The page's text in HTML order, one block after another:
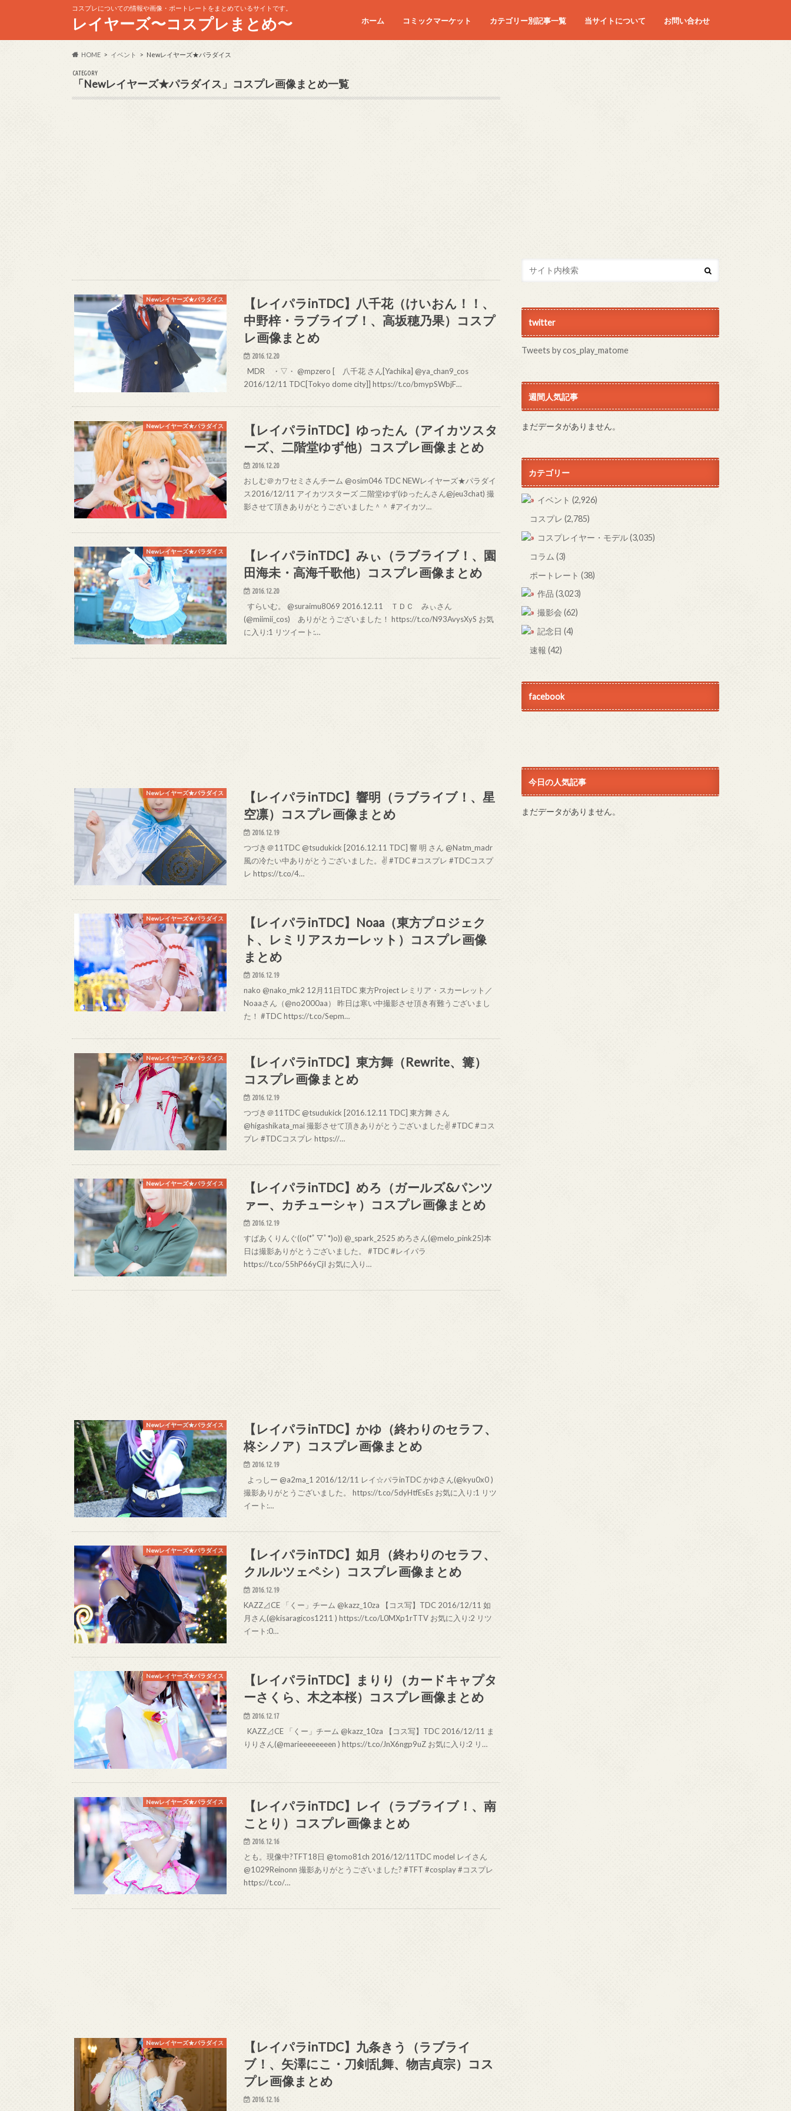
コスプレについての情報や画像・ポートレートをまとめているサイトです。
レイヤーズ〜コスプレまとめ〜 ホーム コミックマーケット
コミケC90
コミケC91
コミケC92
コミケC93
コミケC94
コミケC95
カテゴリー別記事一覧 当サイトについて お問い合わせ
HOME イベント Newレイヤーズ★パラダイス
CATEGORY
「Newレイヤーズ★パラダイス」コスプレ画像まとめ一覧
Newレイヤーズ★パラダイス
【レイパラinTDC】八千花（けいおん！！、
中野梓・ラブライブ！、高坂穂乃果）コスプ
レ画像まとめ
2016.12.20
MDR ・▽・ @mpzero [ 八千花 さん[Yachika] @ya_chan9_cos
2016/12/11 TDC[Tokyo dome city]] https://t.co/bmypSWbjF…
Newレイヤーズ★パラダイス
【レイパラinTDC】ゆったん（アイカツスタ
ーズ、二階堂ゆず他）コスプレ画像まとめ
2016.12.20
おしむ＠カワセミさんチーム @osim046 TDC NEWレイヤーズ★パラダイ
ス2016/12/11 アイカツスターズ 二階堂ゆず(ゆったんさん@jeu3chat) 撮
影させて頂きありがとうございました＾＾ #アイカツ…
Newレイヤーズ★パラダイス
【レイパラinTDC】みぃ（ラブライブ！、園
田海未・高海千歌他）コスプレ画像まとめ
2016.12.20
すらいむ。 @suraimu8069 2016.12.11 ＴＤＣ みぃさん
(@miimii_cos) ありがとうございました！ https://t.co/N93AvysXyS お気
に入り:1 リツイート:…
Newレイヤーズ★パラダイス
【レイパラinTDC】響明（ラブライブ！、星
空凛）コスプレ画像まとめ
2016.12.19
つづき＠11TDC @tsudukick [2016.12.11 TDC] 響 明 さん @Natm_madr
風の冷たい中ありがとうございました。✌ #TDC #コスプレ #TDCコスプ
レ https://t.co/4…
Newレイヤーズ★パラダイス
【レイパラinTDC】Noaa（東方プロジェク
ト、レミリアスカーレット）コスプレ画像
まとめ
2016.12.19
nako @nako_mk2 12月11日TDC 東方Project レミリア・スカーレット／
Noaaさん（@no2000aa） 昨日は寒い中撮影させ頂き有難うございまし
た！ #TDC https://t.co/Sepm…
Newレイヤーズ★パラダイス
【レイパラinTDC】東方舞（Rewrite、篝）
コスプレ画像まとめ
2016.12.19
つづき＠11TDC @tsudukick [2016.12.11 TDC] 東方舞 さん
@higashikata_mai 撮影させて頂きありがとうございました✌ #TDC #コス
プレ #TDCコスプレ https://…
Newレイヤーズ★パラダイス
【レイパラinTDC】めろ（ガールズ&パンツ
ァー、カチューシャ）コスプレ画像まとめ
2016.12.19
すぱあくりんぐ((o(*ﾟ▽ﾟ*)o)) @_spark_2525 めろさん(@melo_pink25)本
日は撮影ありがとうございました。 #TDC #レイパラ
https://t.co/55hP66yCjI お気に入り…
Newレイヤーズ★パラダイス
【レイパラinTDC】かゆ（終わりのセラフ、
柊シノア）コスプレ画像まとめ
2016.12.19
よっしー @a2ma_1 2016/12/11 レイ☆パラinTDC かゆさん(@kyu0x0 )
撮影ありがとうございました。 https://t.co/5dyHtfEsEs お気に入り:1 リツ
イート:…
Newレイヤーズ★パラダイス
【レイパラinTDC】如月（終わりのセラフ、
クルルツェペシ）コスプレ画像まとめ
2016.12.19
KAZZ⊿CE 「くー」チーム @kazz_10za 【コス写】TDC 2016/12/11 如
月さん(@kisaragicos1211 ) https://t.co/L0MXp1rTTV お気に入り:2 リツ
イート:0…
Newレイヤーズ★パラダイス
【レイパラinTDC】まりり（カードキャプタ
ーさくら、木之本桜）コスプレ画像まとめ
2016.12.17
KAZZ⊿CE 「くー」チーム @kazz_10za 【コス写】TDC 2016/12/11 ま
りりさん(@marieeeeeeeen ) https://t.co/JnX6ngp9uZ お気に入り:2 リ…
Newレイヤーズ★パラダイス
【レイパラinTDC】レイ（ラブライブ！、南
ことり）コスプレ画像まとめ
2016.12.16
とも。現像中?TFT18日 @tomo81ch 2016/12/11TDC model レイさん
@1029Reinonn 撮影ありがとうございました? #TFT #cosplay #コスプレ
https://t.co/…
Newレイヤーズ★パラダイス
【レイパラinTDC】九条きう（ラブライ
ブ！、矢澤にこ・刀剣乱舞、物吉貞宗）コス
プレ画像まとめ
2016.12.16
twitter
Tweets by cos_play_matome
週間人気記事
まだデータがありません。
カテゴリー
イベント (2,926)
コスプレ (2,785)
コスプレイヤー・モデル(3,035)
コラム (3)
ポートレート (38)
作品 (3,023)
撮影会 (62)
記念日 (4)
速報 (42)
facebook
今日の人気記事
まだデータがありません。